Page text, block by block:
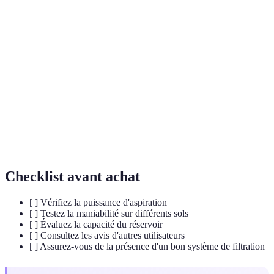
Checklist avant achat
[ ] Vérifiez la puissance d'aspiration
[ ] Testez la maniabilité sur différents sols
[ ] Évaluez la capacité du réservoir
[ ] Consultez les avis d'autres utilisateurs
[ ] Assurez-vous de la présence d'un bon système de filtration